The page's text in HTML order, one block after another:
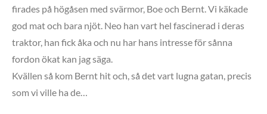
firades på högåsen med svärmor, Boe och Bernt. Vi käkade
god mat och bara njöt. Neo han vart hel fascinerad i deras
traktor, han fick åka och nu har hans intresse för sånna
fordon ökat kan jag säga.
Kvällen så kom Bernt hit och, så det vart lugna gatan, precis
som vi ville ha de…